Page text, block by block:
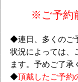
※ご予約
◆連日、多くのご
状況によっては、
ます。予めご了承
◆頂戴したご予約